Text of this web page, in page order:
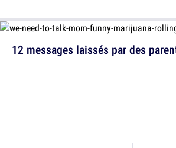
12 messages laissés par des